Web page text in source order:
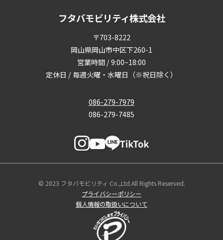
フタバモビリティ株式会社
〒703-8222
岡山県岡山市中区下260-1
営業時間 / 9:00~18:00
定休日 / 毎週火曜・水曜日（※祝日除く）
086-279-7979
086-279-7485
© 2023 フタバモビリティ Co.,Ltd.All Rights Reserved.
プライバシーポリシー
個人情報の取扱いについて